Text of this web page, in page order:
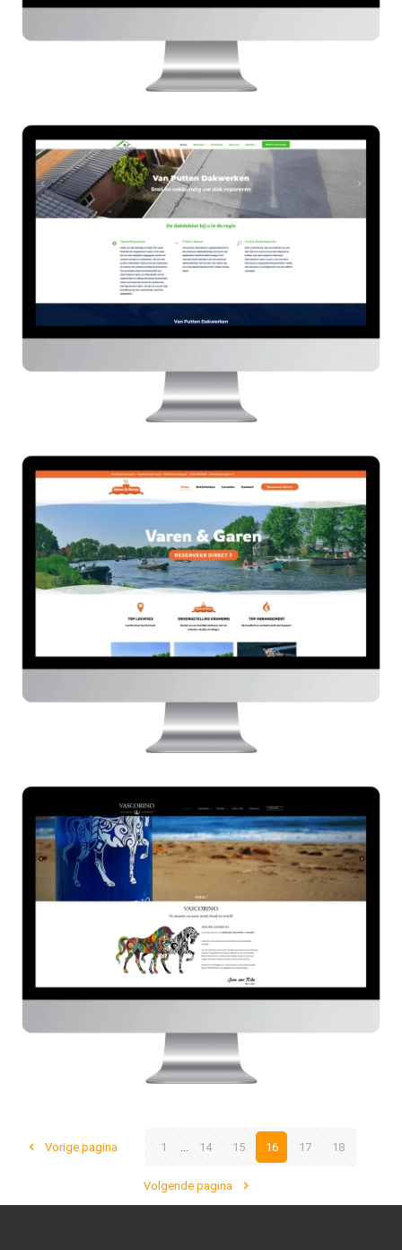
Van Putten Dakwerken
HIER
Varen & Garen
HIER
Vascorino.com
HIER
Vorige pagina 1 ... 14 15 16 17 18
Volgende pagina